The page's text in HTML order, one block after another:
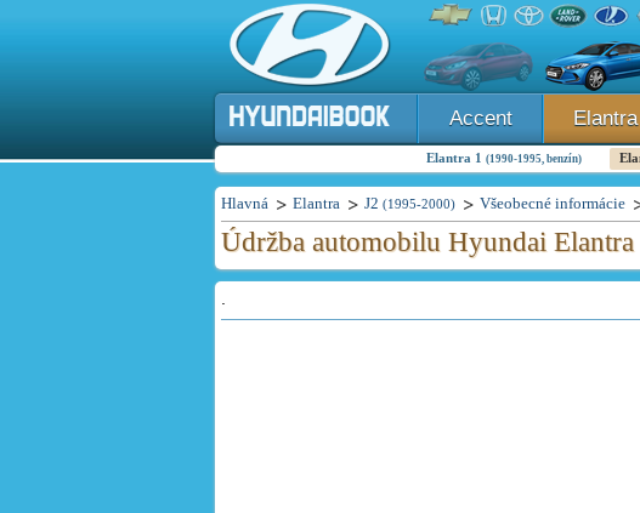
Accent Elantra
Elantra 1 (1990-1995, benzín)
Hlavná Elantra J2 (1995-2000) Všeobecné informácie
Údržba automobilu Hyundai Elantra